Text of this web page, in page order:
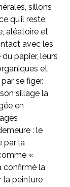
sillons
qu’il reste
aléatoire et
avec les
papier, leurs
et
se figer.
sillage la
en
: le
par la
«
confirmé la
la peinture